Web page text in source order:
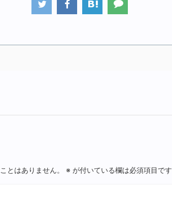
とはありません。 ※ が付いている欄は必須項目です